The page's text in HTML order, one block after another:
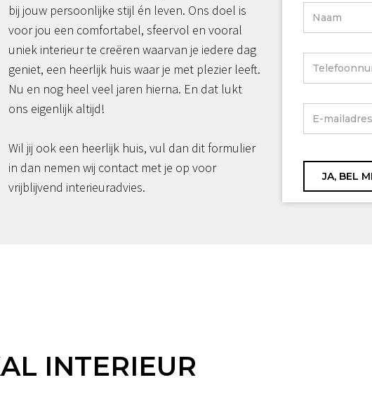
bij jouw persoonlijke stijl én leven. Ons doel is
voor jou een comfortabel, sfeervol en vooral
uniek interieur te creëren waarvan je iedere dag
geniet, een heerlijk huis waar je met plezier leeft.
Nu en nog heel veel jaren hierna. En dat lukt
ons eigenlijk altijd!
Wil jij ook een heerlijk huis, vul dan dit formulier
in dan nemen wij contact met je op voor
vrijblijvend interieuradvies.
INTERIEUR